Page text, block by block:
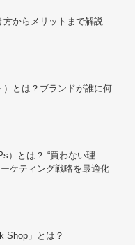
からメリットまで解説
とは？ブランドが誰に何
）とは？ “買わない理
ケティング戦略を最適化
Shop」とは？